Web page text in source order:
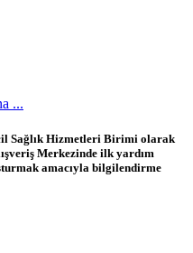
...
Sağlık Hizmetleri Birimi olarak
Merkezinde ilk yardım
amacıyla bilgilendirme